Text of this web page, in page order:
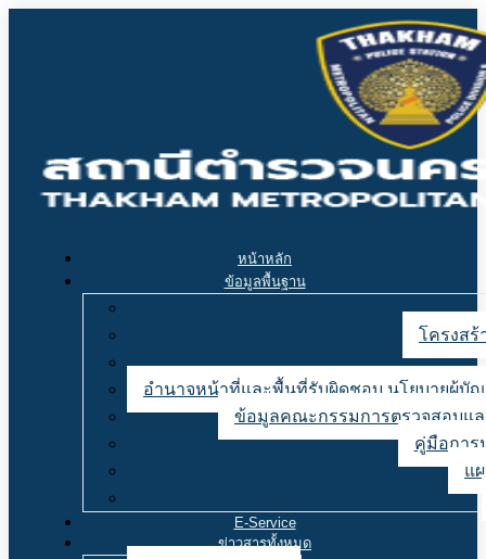
หน้าหลัก
ข้อมูลพื้นฐาน
โครงสร้
อำนาจหน้าที่และพื้นที่รับผิดชอบ นโยบายผู้บั
ข้อมูลคณะกรรมการตรวจสอบแล
คู่มือการ
แ
E-Service
ข่าวสารทั้งหมด